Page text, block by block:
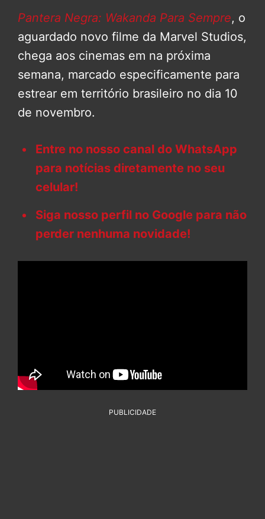
Pantera Negra: Wakanda Para Sempre, o
aguardado novo filme da Marvel Studios,
chega aos cinemas em na próxima
semana, marcado especificamente para
estrear em território brasileiro no dia 10
de novembro.
Entre no nosso canal do WhatsApp
para notícias diretamente no seu
celular!
Siga nosso perfil no Google para não
perder nenhuma novidade!
PUBLICIDADE